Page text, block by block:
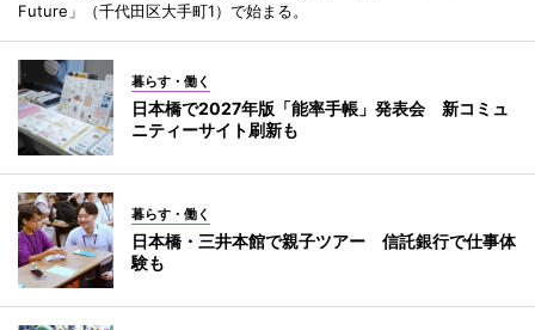
Future」（千代田区大手町1）で始まる。
暮らす・働く
日本橋で2027年版「能率手帳」発表会 新コミュ
ニティーサイト刷新も
暮らす・働く
日本橋・三井本館で親子ツアー 信託銀行で仕事体
験も